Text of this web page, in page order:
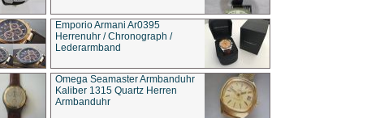
Emporio Armani Ar0395
Herrenuhr / Chronograph /
Lederarmband
Omega Seamaster Armbanduhr
Kaliber 1315 Quartz Herren
Armbanduhr